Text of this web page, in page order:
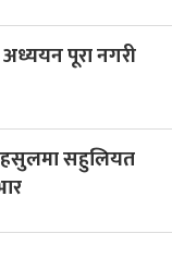
पूरा नगरी
सहुलियत